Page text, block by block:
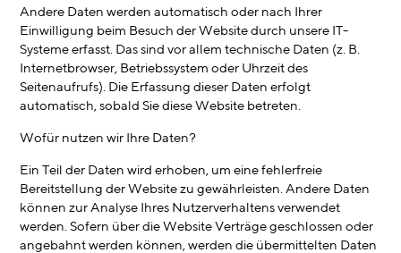
Andere Daten werden automatisch oder nach Ihrer
Einwilligung beim Besuch der Website durch unsere IT-
Systeme erfasst. Das sind vor allem technische Daten (z. B.
Internetbrowser, Betriebssystem oder Uhrzeit des
Seitenaufrufs). Die Erfassung dieser Daten erfolgt
automatisch, sobald Sie diese Website betreten.
Wofür nutzen wir Ihre Daten?
Ein Teil der Daten wird erhoben, um eine fehlerfreie
Bereitstellung der Website zu gewährleisten. Andere Daten
können zur Analyse Ihres Nutzerverhaltens verwendet
werden. Sofern über die Website Verträge geschlossen oder
angebahnt werden können, werden die übermittelten Daten